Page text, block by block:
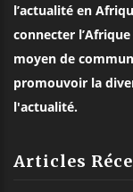
l’actualité en
connecter
moyen de
promouvoir la
l'actualité.
Articles